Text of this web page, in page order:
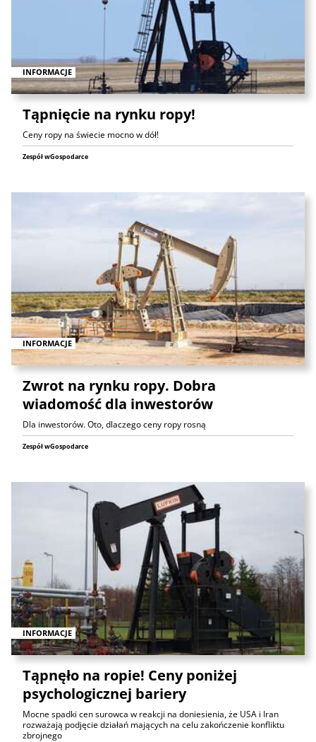
INFORMACJE
Tąpnięcie na rynku ropy!
Ceny ropy na świecie mocno w dół!
Zespół wGospodarce
INFORMACJE
Zwrot na rynku ropy. Dobra
wiadomość dla inwestorów
Dla inwestorów. Oto, dlaczego ceny ropy rosną
Zespół wGospodarce
INFORMACJE
Tąpnęło na ropie! Ceny poniżej
psychologicznej bariery
Mocne spadki cen surowca w reakcji na doniesienia, że USA i Iran
rozważają podjęcie działań mających na celu zakończenie konfliktu
zbrojnego